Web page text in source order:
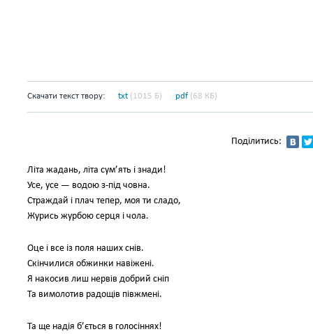
Скачати текст твору: txt (1015 Б) pdf (68 КБ)
Поділитись:
Літа жадань, літа сум’ять і знади!
Усе, усе — водою з-під човна.
Страждай і плач тепер, моя ти сладо,
Журись журбою серця і чола.
Оце і все із поля наших снів.
Скінчилися обжинки навіжені.
Я накосив лиш нервів добрий сніп
Та вимолотив радощів півжмені.
Та ще надія б’ється в голосіннях!